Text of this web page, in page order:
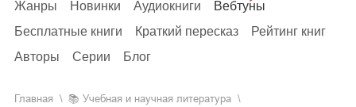
Жанры Новинки Аудиокниги
Вебтуны
Бесплатные книги
Краткий пересказ
Рейтинг книг
Авторы
Серии Блог
Главная 📚
учебная и научная литература